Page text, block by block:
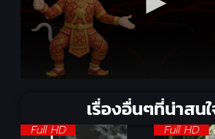
เรื่องอื่นๆที่น่าสน
Full HD Full HD